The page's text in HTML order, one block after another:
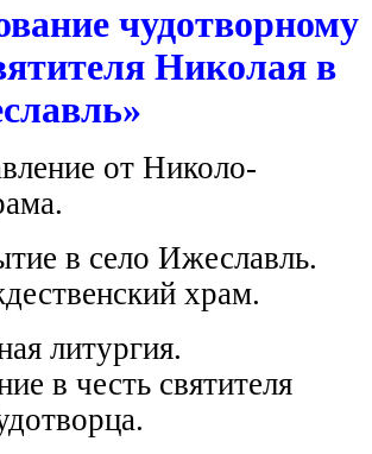
чудотворному
Николая в
от Николо-
в село Ижеславль.
храм.
литургия.
в честь святителя